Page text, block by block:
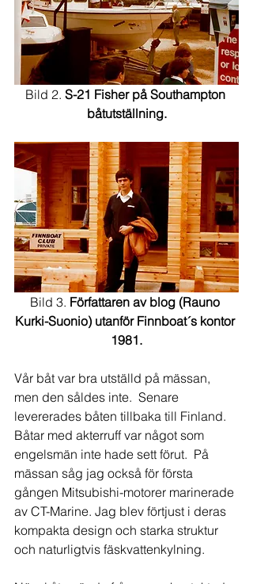
Bild 2. S-21 Fisher på Southampton
båtutställning.
Bild 3. Författaren av blog (Rauno
Kurki-Suonio) utanför Finnboat´s kontor
1981.
Vår båt var bra utställd på mässan,
men den såldes inte.  Senare
levererades båten tillbaka till Finland.
Båtar med akterruff var något som
engelsmän inte hade sett förut.  På
mässan såg jag också för första
gången Mitsubishi-motorer marinerade
av CT-Marine. Jag blev förtjust i deras
kompakta design och starka struktur
och naturligtvis fäskvattenkylning.